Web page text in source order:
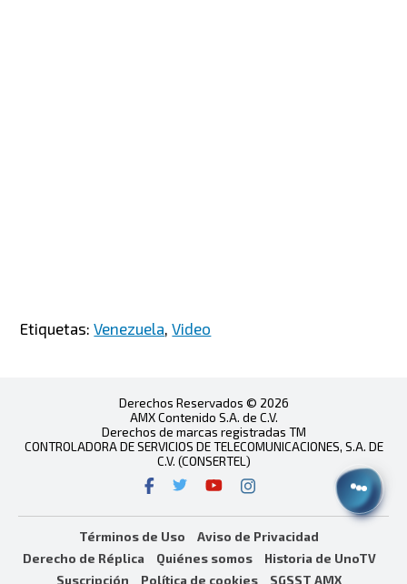
Etiquetas:Venezuela,Video
Derechos Reservados © 2026
AMX Contenido S.A. de C.V.
Derechos de marcas registradas TM
CONTROLADORA DE SERVICIOS DE TELECOMUNICACIONES, S.A. DE
C.V. (CONSERTEL)
Términos de Uso
Aviso de Privacidad
Derecho de Réplica
Quiénes somos
Historia de UnoTV
Suscripción
Política de cookies SGSST AMX